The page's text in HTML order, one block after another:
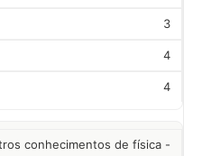
3
4
4
conhecimentos de física -